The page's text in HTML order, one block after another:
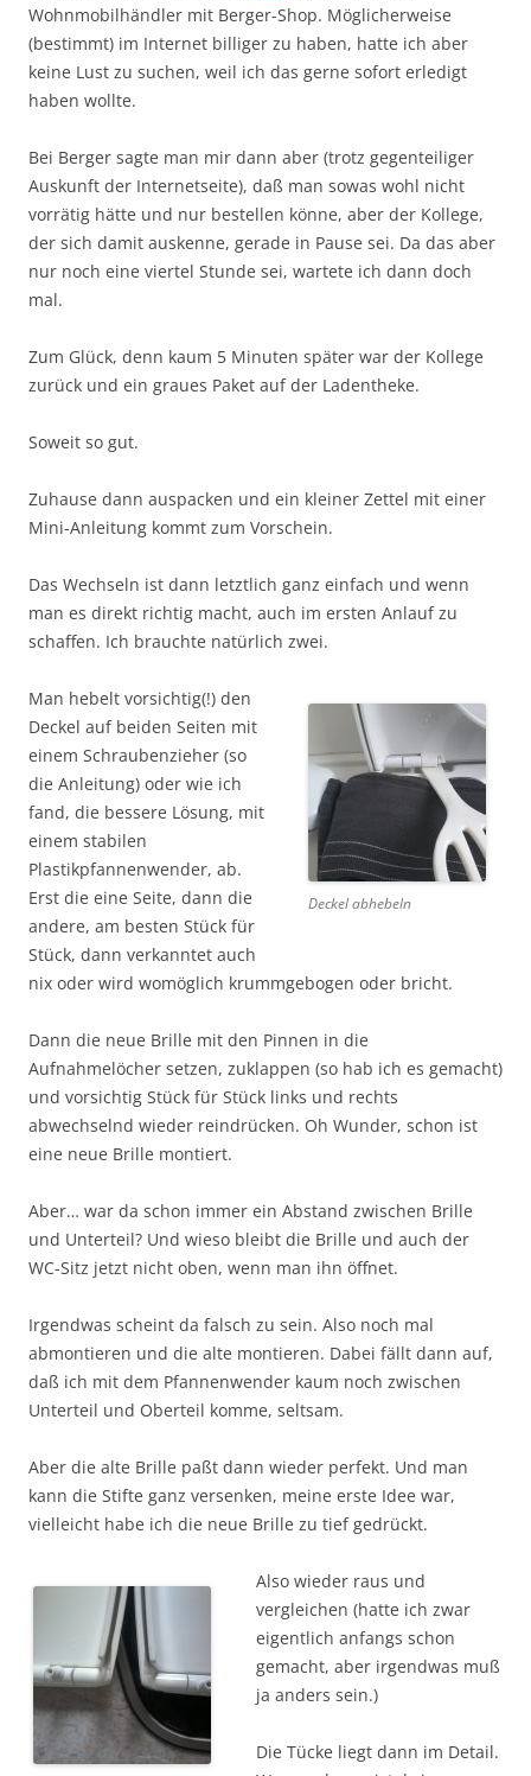
Wohnmobilhändler mit Berger-Shop. Möglicherweise
(bestimmt) im Internet billiger zu haben, hatte ich aber
keine Lust zu suchen, weil ich das gerne sofort erledigt
haben wollte.
Bei Berger sagte man mir dann aber (trotz gegenteiliger
Auskunft der Internetseite), daß man sowas wohl nicht
vorrätig hätte und nur bestellen könne, aber der Kollege,
der sich damit auskenne, gerade in Pause sei. Da das aber
nur noch eine viertel Stunde sei, wartete ich dann doch
mal.
Zum Glück, denn kaum 5 Minuten später war der Kollege
zurück und ein graues Paket auf der Ladentheke.
Soweit so gut.
Zuhause dann auspacken und ein kleiner Zettel mit einer
Mini-Anleitung kommt zum Vorschein.
Das Wechseln ist dann letztlich ganz einfach und wenn
man es direkt richtig macht, auch im ersten Anlauf zu
schaffen. Ich brauchte natürlich zwei.
Deckel abhebeln
Man hebelt vorsichtig(!) den
Deckel auf beiden Seiten mit
einem Schraubenzieher (so
die Anleitung) oder wie ich
fand, die bessere Lösung, mit
einem stabilen
Plastikpfannenwender, ab.
Erst die eine Seite, dann die
andere, am besten Stück für
Stück, dann verkanntet auch
nix oder wird womöglich krummgebogen oder bricht.
Dann die neue Brille mit den Pinnen in die
Aufnahmelöcher setzen, zuklappen (so hab ich es gemacht)
und vorsichtig Stück für Stück links und rechts
abwechselnd wieder reindrücken. Oh Wunder, schon ist
eine neue Brille montiert.
Aber… war da schon immer ein Abstand zwischen Brille
und Unterteil? Und wieso bleibt die Brille und auch der
WC-Sitz jetzt nicht oben, wenn man ihn öffnet.
Irgendwas scheint da falsch zu sein. Also noch mal
abmontieren und die alte montieren. Dabei fällt dann auf,
daß ich mit dem Pfannenwender kaum noch zwischen
Unterteil und Oberteil komme, seltsam.
Aber die alte Brille paßt dann wieder perfekt. Und man
kann die Stifte ganz versenken, meine erste Idee war,
vielleicht habe ich die neue Brille zu tief gedrückt.
Also wieder raus und
vergleichen (hatte ich zwar
eigentlich anfangs schon
gemacht, aber irgendwas muß
ja anders sein.)
Die Tücke liegt dann im Detail.